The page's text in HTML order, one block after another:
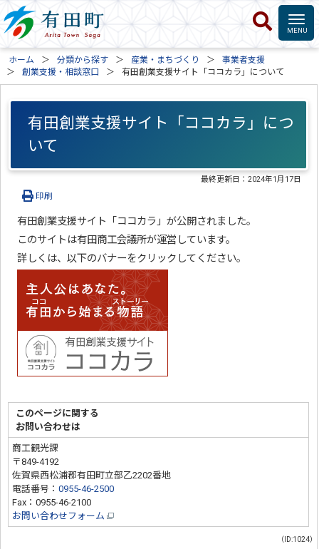
ホーム 分類から探す 産業・まちづくり
事業者支援
創業支援・相談窓口
有田創業支援サイト「ココカラ」について
有田創業支援サイト「ココカラ」につ
いて
最終更新日：2024年1月17日
印刷
有田創業支援サイト「ココカラ」が公開されました。
このサイトは有田商工会議所が運営しています。
詳しくは、以下のバナーをクリックしてください。
このページに関する
お問い合わせは
商工観光課
〒849-4192
佐賀県西松浦郡有田町立部乙2202番地
電話番号：0955-46-2500
Fax：0955-46-2100
お問い合わせフォーム
（ID:1024）